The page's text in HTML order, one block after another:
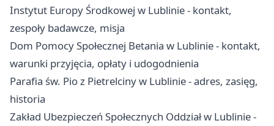
Instytut Europy Środkowej w Lublinie - kontakt,
zespoły badawcze, misja
Dom Pomocy Społecznej Betania w Lublinie - kontakt,
warunki przyjęcia, opłaty i udogodnienia
Parafia św. Pio z Pietrelciny w Lublinie - adres, zasięg,
historia
Zakład Ubezpieczeń Społecznych Oddział w Lublinie -